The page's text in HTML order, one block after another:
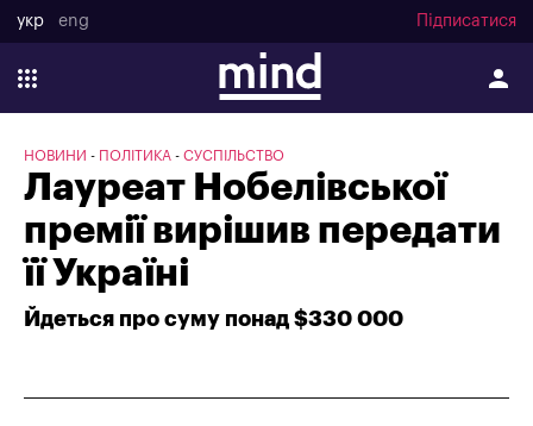
укр eng Підписатися
НОВИНИ ПОЛІТИКА СУСПІЛЬСТВО
Лауреат Нобелівської
премії вирішив передати
її Україні
Йдеться про суму понад $330 000